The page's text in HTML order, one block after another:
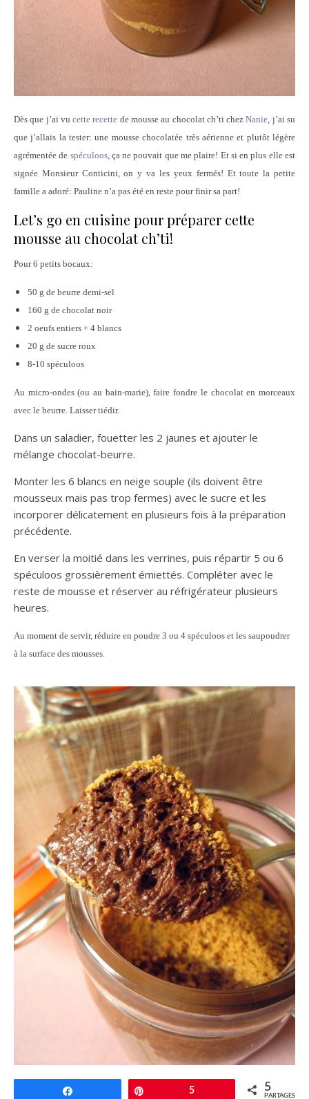
Dès que j’ai vucette recette de mousse au chocolat ch’ti chezNanie, j’ai su
que j’allais la tester: une mousse chocolatée très aérienne et plutôt légère
agrémentée de spéculoos, ça ne pouvait que me plaire! Et si en plus elle est
signée Monsieur Conticini, on y va les yeux fermés! Et toute la petite
famille a adoré: Pauline n’a pas été en reste pour finir sa part!
Let’s go en cuisine pour préparer cette
mousse au chocolat ch’ti!
Pour 6 petits bocaux:
50 g de beurre demi-sel
160 g de chocolat noir
2 oeufs entiers + 4 blancs
20 g de sucre roux
8-10 spéculoos
Au micro-ondes (ou au bain-marie), faire fondre le chocolat en morceaux
avec le beurre. Laisser tiédir.
Dans un saladier, fouetter les 2 jaunes et ajouter le
mélange chocolat-beurre.
Monter les 6 blancs en neige souple (ils doivent être
mousseux mais pas trop fermes) avec le sucre et les
incorporer délicatement en plusieurs fois à la préparation
précédente.
En verser la moitié dans les verrines, puis répartir 5 ou 6
spéculoos grossièrement émiettés. Compléter avec le
reste de mousse et réserver au réfrigérateur plusieurs
heures.
Au moment de servir, réduire en poudre 3 ou 4 spéculoos et les saupoudrer
à la surface des mousses.
5 5
PARTAGES